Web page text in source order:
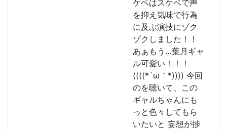
ケベはスケベで声
を抑え気味で行為
に及ぶ演技にゾク
ゾクしました！！
あぁもう…葉月ギャ
ル可愛い！！！
((((*´ω｀*)))) 今回
のを聴いて、この
ギャルちゃんにも
っと色々してもら
いたいと 妄想が捗